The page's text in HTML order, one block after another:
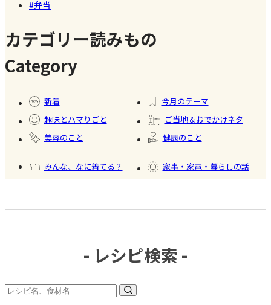
製フ
ード
料・
のスイー
ツ商品】
#かき
#健康
弁当
カテゴリー読みもの
Category
新着
今月のテーマ
趣味とハマりごと
ご当地＆おでかけネタ
美容のこと
健康のこと
みんな、なに着てる？
家事・家電・暮らしの話
- レシピ検索 -